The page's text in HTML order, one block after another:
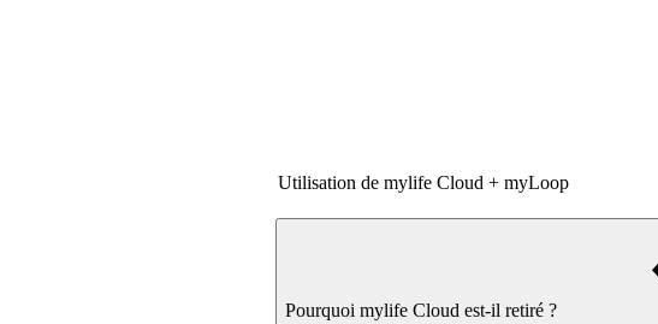
Utilisation de mylife Cloud + myLoop
Pourquoi mylife Cloud est-il retiré ?